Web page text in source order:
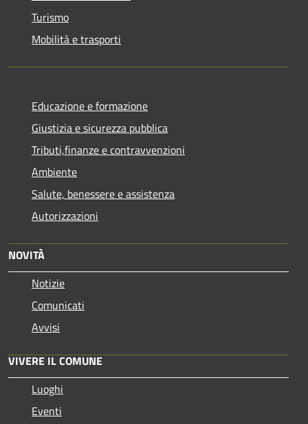
Turismo
Mobilità e trasporti
Educazione e formazione
Giustizia e sicurezza pubblica
Tributi,finanze e contravvenzioni
Ambiente
Salute, benessere e assistenza
Autorizzazioni
NOVITÀ
Notizie
Comunicati
Avvisi
VIVERE IL COMUNE
Luoghi
Eventi